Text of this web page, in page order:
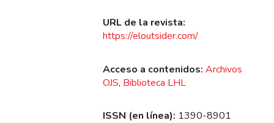
URL de la revista:
https://eloutsider.com/
Acceso a contenidos: Archivos
OJS, Biblioteca LHL
ISSN (en línea): 1390-8901